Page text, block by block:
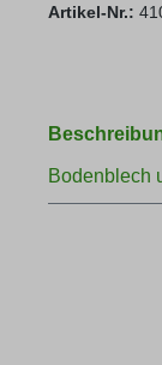
Artikel-Nr.:
Bodenblech